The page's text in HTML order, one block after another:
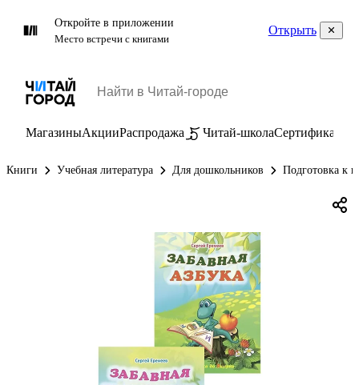
Откройте в приложении
Место встречи с книгами
Открыть
МагазиныАкцииРаспродажа Читай-школаСертификаты
Книги Учебная литература Для дошкольников Подготовка к